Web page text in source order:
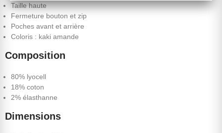
Taille haute
Fermeture bouton et zip
Poches avant et arrière
Coloris : kaki amande
Composition
80% lyocell
18% coton
2% élasthanne
Dimensions